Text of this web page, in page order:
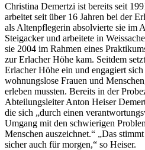
Christina Demertzi ist bereits seit
arbeitet seit über 16 Jahren bei der
als Altenpflegerin absolvierte sie im
Steigacker und arbeitete in
sie 2004 im Rahmen eines
zur Erlacher Höhe kam. Seitdem
Erlacher Höhe ein und engagiert
wohnungslose Frauen und
erleben mussten. Bereits in der
Abteilungsleiter Anton Heiser
die sich „durch einen
Umgang mit den schwierigen
Menschen auszeichnet.“ „Das
sicher auch für morgen,“ so Heiser.